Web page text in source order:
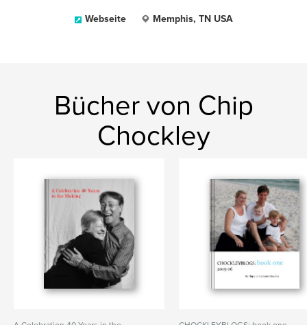
Webseite Memphis, TN USA
Bücher von Chip
Chockley